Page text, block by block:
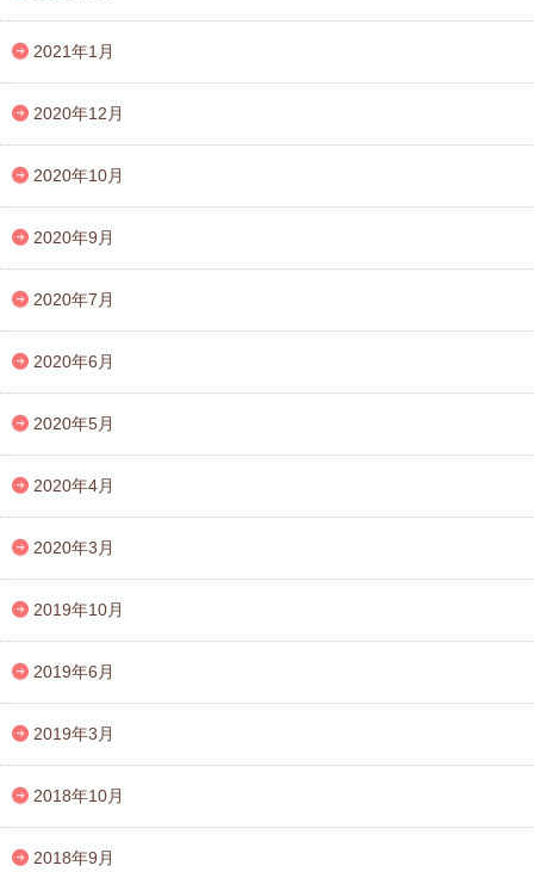
2021年1月
2020年12月
2020年10月
2020年9月
2020年7月
2020年6月
2020年5月
2020年4月
2020年3月
2019年10月
2019年6月
2019年3月
2018年10月
2018年9月